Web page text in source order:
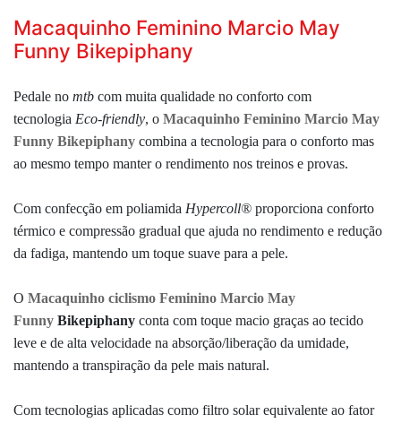
Macaquinho Feminino Marcio May
Funny Bikepiphany
Pedale no mtb com muita qualidade no conforto com
tecnologia Eco-friendly, o Macaquinho Feminino Marcio May
Funny Bikepiphany combina a tecnologia para o conforto mas
ao mesmo tempo manter o rendimento nos treinos e provas.
Com confecção em poliamida Hypercoll® proporciona conforto
térmico e compressão gradual que ajuda no rendimento e redução
da fadiga, mantendo um toque suave para a pele.
O Macaquinho ciclismo Feminino Marcio May
Funny Bikepiphany conta com toque macio graças ao tecido
leve e de alta velocidade na absorção/liberação da umidade,
mantendo a transpiração da pele mais natural.
Com tecnologias aplicadas como filtro solar equivalente ao fator